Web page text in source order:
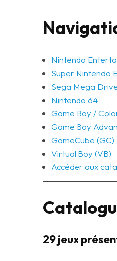
Nintendo
Super Nintendo
Sega Mega Drive
Nintendo 64
Game Boy /
Game Boy
GameCube (GC)
Virtual Boy (VB)
Accéder aux
29 jeux